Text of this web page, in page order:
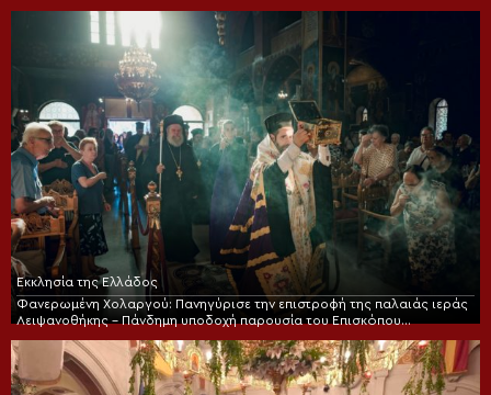
Εκκλησία της Ελλάδος
Φανερωμένη Χολαργού: Πανηγύρισε την επιστροφή της παλαιάς ιεράς
Λειψανοθήκης – Πάνδημη υποδοχή παρουσία του Επισκόπου